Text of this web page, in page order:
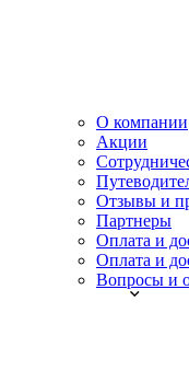
О компании
Акции
Отзывы и
Партнеры
Оплата и
Оплата и
Вопросы и